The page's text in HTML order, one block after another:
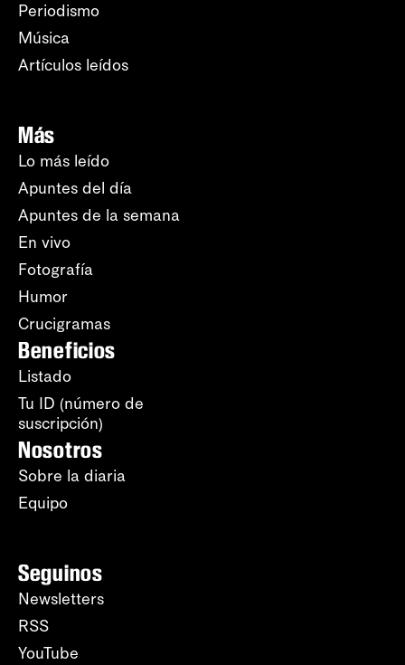
Periodismo
Música
Artículos leídos
Más
Lo más leído
Apuntes del día
Apuntes de la semana
En vivo
Fotografía
Humor
Crucigramas
Beneficios
Listado
Tu ID (número de
suscripción)
Nosotros
Sobre la diaria
Equipo
Seguinos
Newsletters
RSS
YouTube